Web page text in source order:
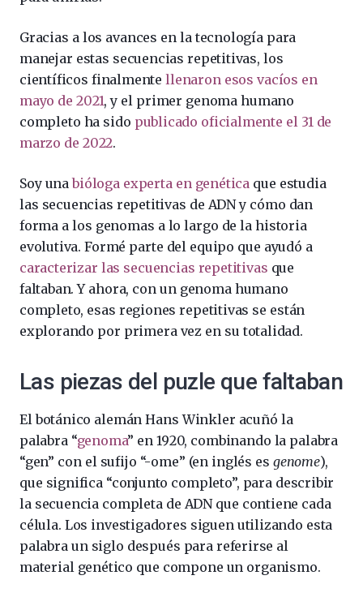
Gracias a los avances en la tecnología para
manejar estas secuencias repetitivas, los
científicos finalmentellenaron esos vacíos en
mayo de 2021, y el primer genoma humano
completo ha sido publicado oficialmente el 31 de
marzo de 2022.
Soy unabióloga experta en genética que estudia
las secuencias repetitivas de ADN y cómo dan
forma a los genomas a lo largo de la historia
evolutiva. Formé parte del equipo que ayudó a
caracterizar las secuencias repetitivas que
faltaban. Y ahora, con un genoma humano
completo, esas regiones repetitivas se están
explorando por primera vez en su totalidad.
Las piezas del puzle que faltaban
El botánico alemán Hans Winkler acuñó la
palabra “genoma” en 1920, combinando la palabra
“gen” con el sufijo “-ome” (en inglés es genome),
que significa “conjunto completo”, para describir
la secuencia completa de ADN que contiene cada
célula. Los investigadores siguen utilizando esta
palabra un siglo después para referirse al
material genético que compone un organismo.